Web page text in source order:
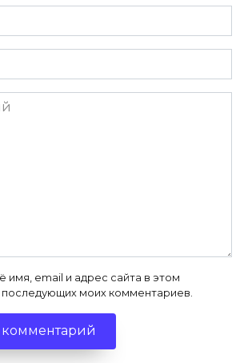
имя, email и адрес сайта в этом
моих комментариев.